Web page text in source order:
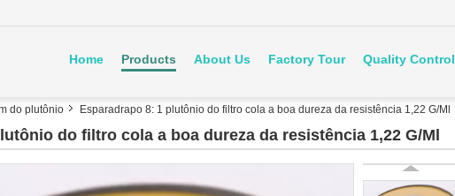
Home Products About Us Factory Tour Quality Control
do plutônio Esparadrapo 8: 1 plutônio do filtro cola a boa dureza da resistência 1,22 G/Ml
do filtro cola a boa dureza da resistência 1,22 G/Ml